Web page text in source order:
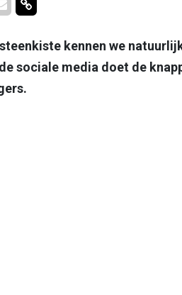
op Twitter
Delen via Mail
Delen via link
kennen we
sociale media doet de